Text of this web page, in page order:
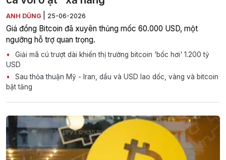
ANH DŨNG 25-06-2026
Giá đồng Bitcoin đã xuyên thủng mốc 60.000 USD, một
ngưỡng hỗ trợ quan trọng.
Giải mã cú trượt dài khiến thị trường bitcoin 'bốc hơi' 1.200 tỷ
USD
Sau thỏa thuận Mỹ - Iran, dầu và USD lao dốc, vàng và bitcoin
bật tăng